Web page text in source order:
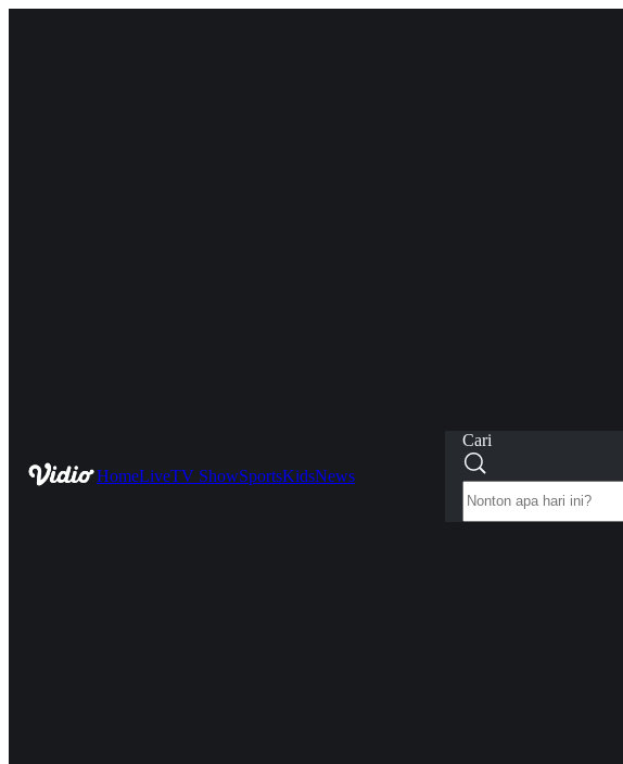
HomeLiveTV ShowSportsKidsNews
Cari